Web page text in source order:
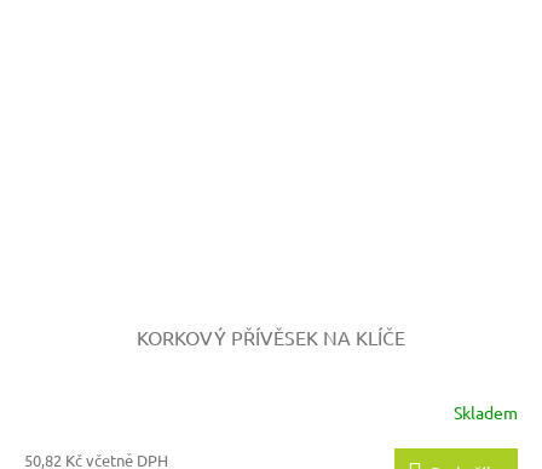
KORKOVÝ PŘÍVĚSEK NA KLÍČE
Skladem
50,82 Kč včetně DPH